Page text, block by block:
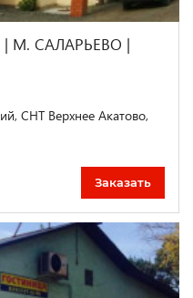
М. САЛАРЬЕВО |
СНТ Верхнее Акатово,
Заказать